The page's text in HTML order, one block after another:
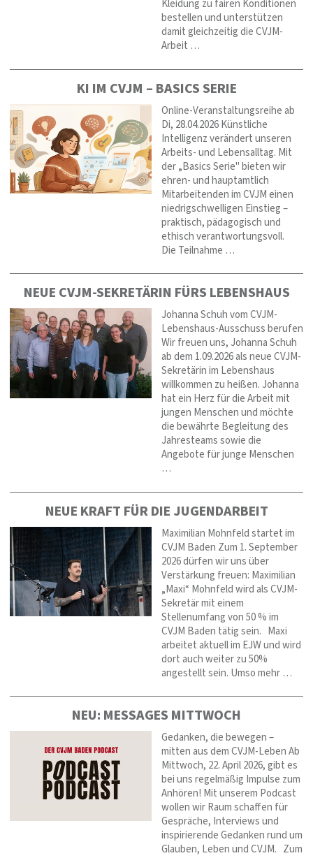
Kleidung zu fairen Konditionen
bestellen und unterstützen
damit gleichzeitig die CVJM-
Arbeit …
KI IM CVJM – BASICS SERIE
Online-Veranstaltungsreihe ab
Di, 28.04.2026 Künstliche
Intelligenz verändert unseren
Arbeits- und Lebensalltag. Mit
der „Basics Serie" bieten wir
ehren- und hauptamtlich
Mitarbeitenden im CVJM einen
niedrigschwelligen Einstieg –
praktisch, pädagogisch und
ethisch verantwortungsvoll.
Die Teilnahme …
NEUE CVJM-SEKRETÄRIN FÜRS LEBENSHAUS
Johanna Schuh vom CVJM-
Lebenshaus-Ausschuss berufen
Wir freuen uns, Johanna Schuh
ab dem 1.09.2026 als neue CVJM-
Sekretärin im Lebenshaus
willkommen zu heißen. Johanna
hat ein Herz für die Arbeit mit
jungen Menschen und möchte
die bewährte Begleitung des
Jahresteams sowie die
Angebote für junge Menschen
…
NEUE KRAFT FÜR DIE JUGENDARBEIT
Maximilian Mohnfeld startet im
CVJM Baden Zum 1. September
2026 dürfen wir uns über
Verstärkung freuen: Maximilian
„Maxi“ Mohnfeld wird als CVJM-
Sekretär mit einem
Stellenumfang von 50 % im
CVJM Baden tätig sein. Maxi
arbeitet aktuell im EJW und wird
dort auch weiter zu 50%
angestellt sein. Umso mehr …
NEU: MESSAGES MITTWOCH
Gedanken, die bewegen –
mitten aus dem CVJM-Leben Ab
Mittwoch, 22. April 2026, gibt es
bei uns regelmäßig Impulse zum
Anhören! Mit unserem Podcast
wollen wir Raum schaffen für
Gespräche, Interviews und
inspirierende Gedanken rund um
Glauben, Leben und CVJM. Zum